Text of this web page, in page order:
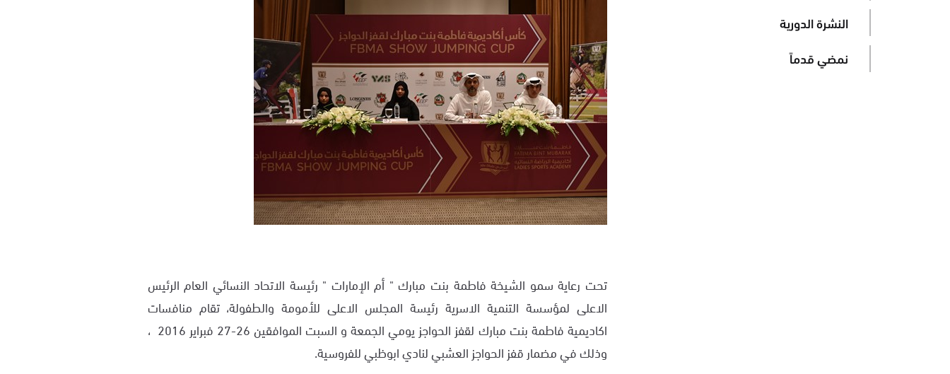
تحت رعاية سمو الشيخة فاطمة بنت مبارك " أم الإمارات " رئيسة الاتحاد النسائي العام الرئيس
الاعلى لمؤسسة التنمية الاسرية رئيسة المجلس الاعلى للأمومة والطفولة، تقام منافسات
اكاديمية فاطمة بنت مبارك لقفز الحواجز يومي الجمعة و السبت الموافقين 26-27 فبراير 2016 ،
وذلك في مضمار قفز الحواجز العشبي لنادي ابوظبي للفروسية.
النشرة الدورية
نمضي قدماً